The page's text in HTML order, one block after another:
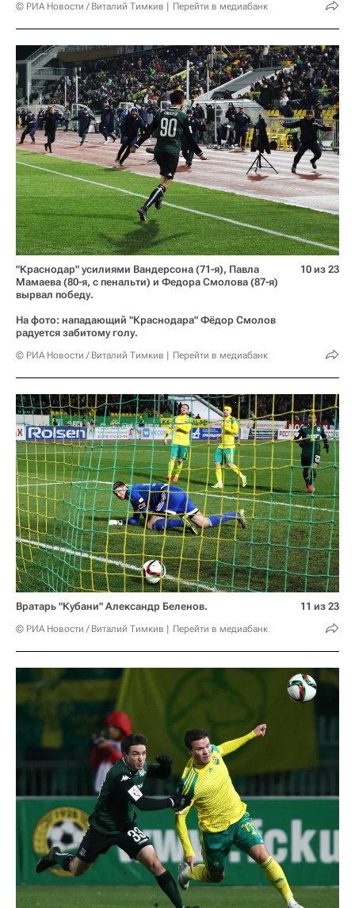
© РИА Новости / Виталий Тимкив Перейти в медиабанк
"Краснодар" усилиями Вандерсона (71-я), Павла
Мамаева (80-я, с пенальти) и Федора Смолова (87-я)
вырвал победу.
На фото: нападающий "Краснодара" Фёдор Смолов
радуется забитому голу.
© РИА Новости / Виталий Тимкив Перейти в медиабанк
10 из 23
Вратарь "Кубани" Александр Беленов.
© РИА Новости / Виталий Тимкив Перейти в медиабанк
11 из 23